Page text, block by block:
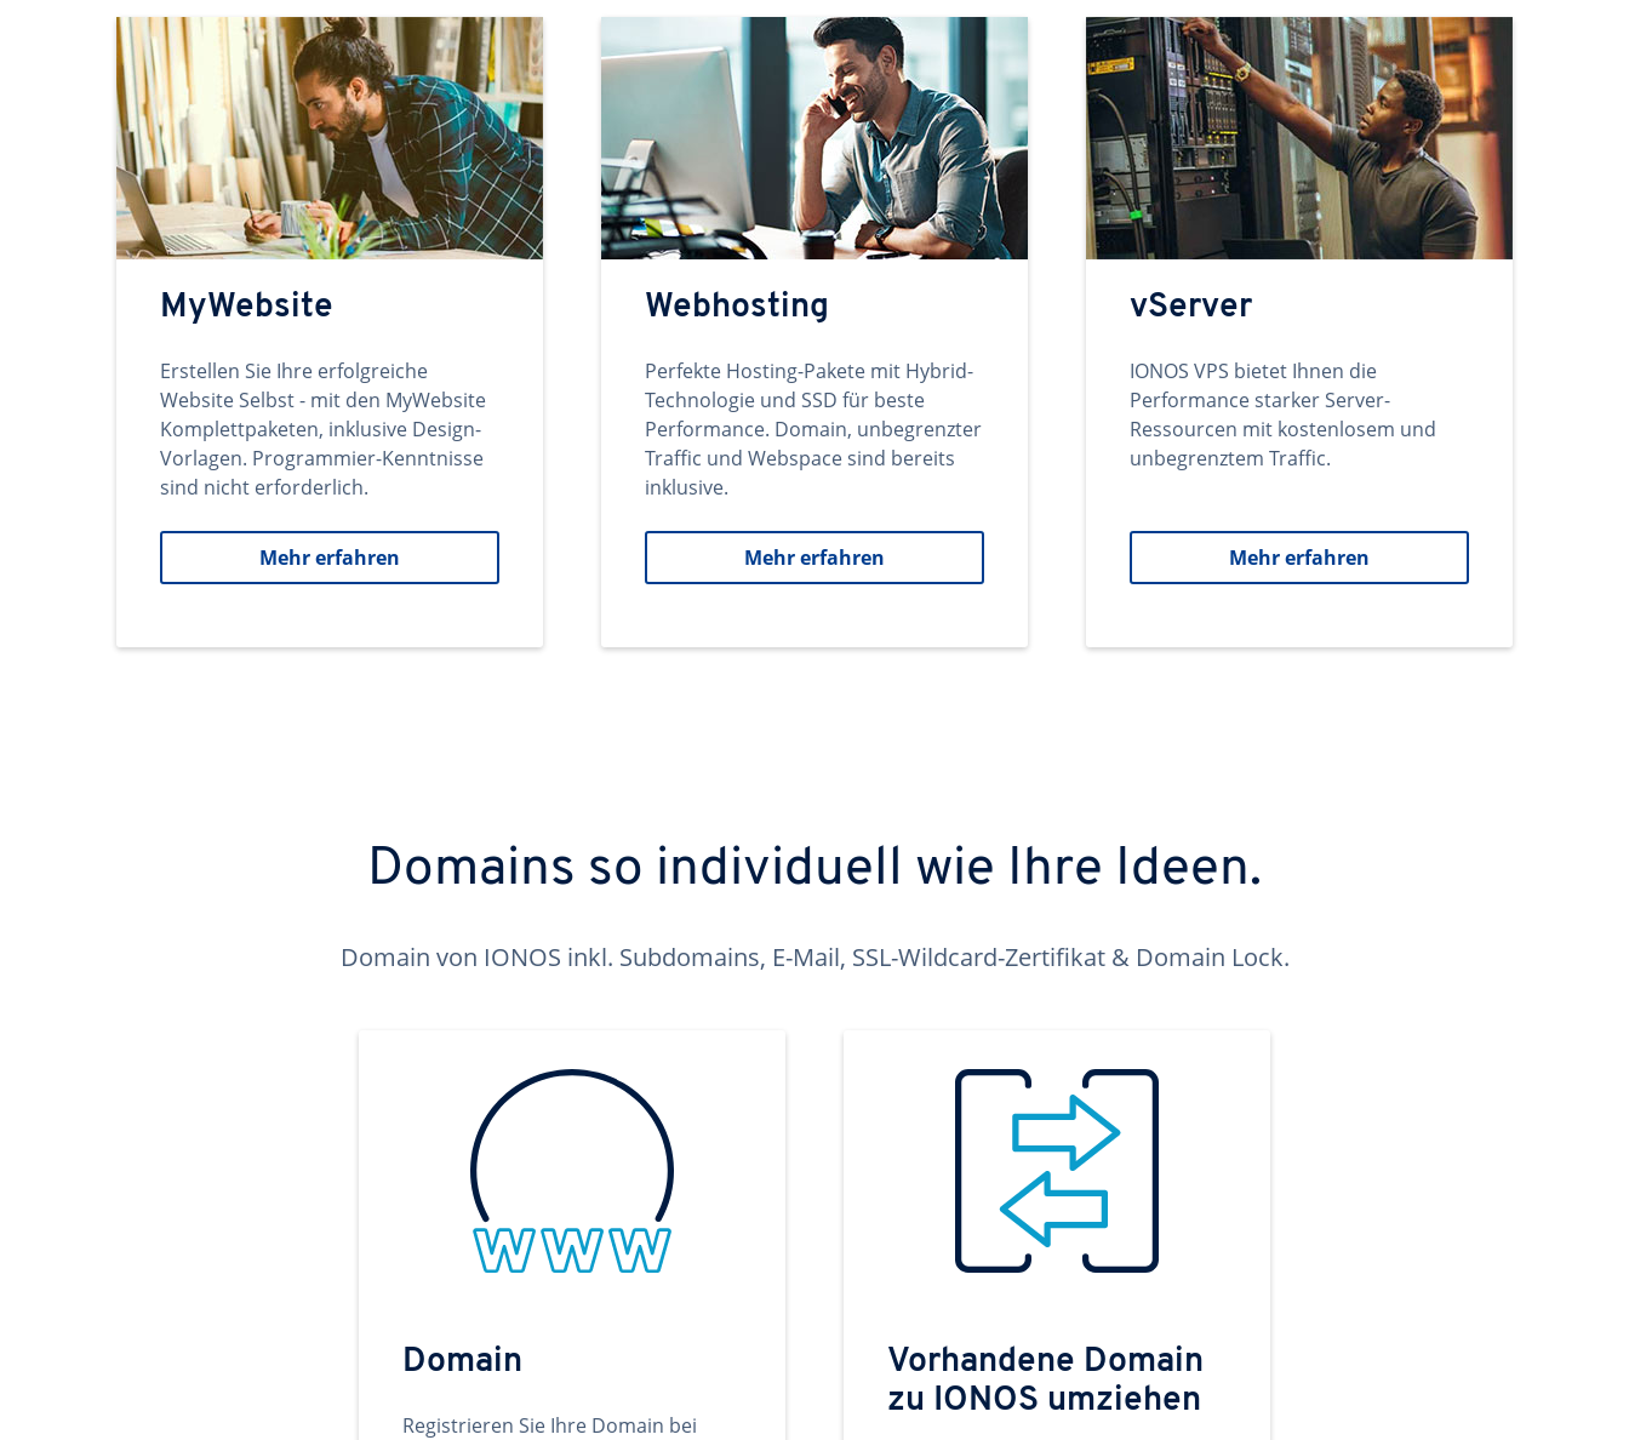
MyWebsite
Erstellen Sie Ihre erfolgreiche
Website Selbst - mit den MyWebsite
Komplettpaketen, inklusive Design-
Vorlagen. Programmier-Kenntnisse
sind nicht erforderlich.
Mehr erfahren
Webhosting
Perfekte Hosting-Pakete mit Hybrid-
Technologie und SSD für beste
Performance. Domain, unbegrenzter
Traffic und Webspace sind bereits
inklusive.
Mehr erfahren
vServer
IONOS VPS bietet Ihnen die
Performance starker Server-
Ressourcen mit kostenlosem und
unbegrenztem Traffic.
Mehr erfahren
Domains so individuell wie Ihre Ideen.
Domain von IONOS inkl. Subdomains, E-Mail, SSL-Wildcard-Zertifikat & Domain Lock.
Domain
Registrieren Sie Ihre Domain bei
Vorhandene Domain
zu IONOS umziehen